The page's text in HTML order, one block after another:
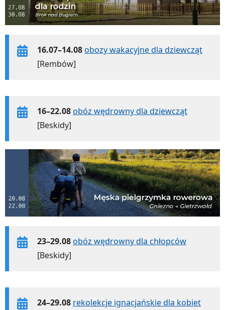
16.07–14.08obozy wakacyjne dla dziewcząt
[Rembów]
16–22.08obóz wędrowny dla dziewcząt
[Beskidy]
23–29.08obóz wędrowny dla chłopców
[Beskidy]
24–29.08 rekolekcje ignacjańskie dla kobiet